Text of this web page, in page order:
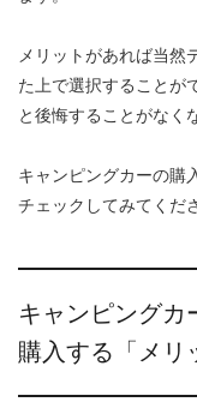
メリットがあれば当然
た上で選択することが
と後悔することがなく
キャンピングカーの購
チェックしてみてくだ
キャンピングカ
購入する「メリ